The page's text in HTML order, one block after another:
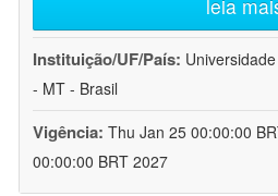
leia
Instituição/UF/País:
- MT - Brasil
Vigência: Thu Jan 25 00:00:00
00:00:00 BRT 2027